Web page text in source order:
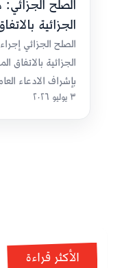
الصلح
الجزائية
الصلح الجزائي
الجزائية بالاتفاق
بإشراف الادعاء
٣ يوليو ٢٠٢٦
الأكثر قراءة